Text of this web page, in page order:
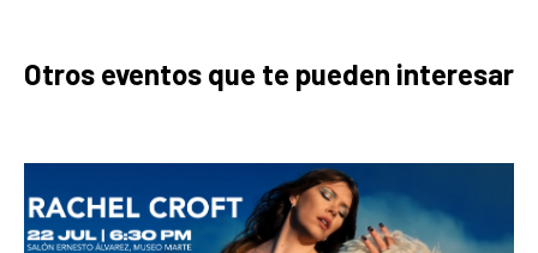
Otros eventos que te pueden interesar